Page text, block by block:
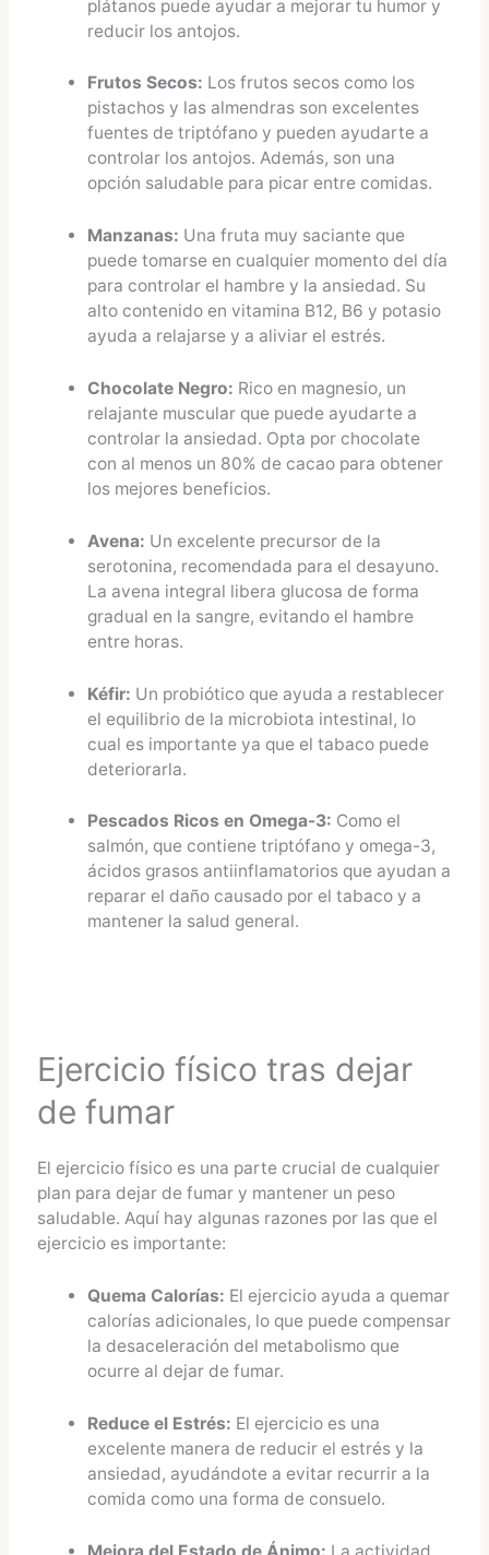
plátanos puede ayudar a mejorar tu humor y
reducir los antojos.
Frutos Secos: Los frutos secos como los
pistachos y las almendras son excelentes
fuentes de triptófano y pueden ayudarte a
controlar los antojos. Además, son una
opción saludable para picar entre comidas.
Manzanas: Una fruta muy saciante que
puede tomarse en cualquier momento del día
para controlar el hambre y la ansiedad. Su
alto contenido en vitamina B12, B6 y potasio
ayuda a relajarse y a aliviar el estrés.
Chocolate Negro: Rico en magnesio, un
relajante muscular que puede ayudarte a
controlar la ansiedad. Opta por chocolate
con al menos un 80% de cacao para obtener
los mejores beneficios.
Avena: Un excelente precursor de la
serotonina, recomendada para el desayuno.
La avena integral libera glucosa de forma
gradual en la sangre, evitando el hambre
entre horas.
Kéfir: Un probiótico que ayuda a restablecer
el equilibrio de la microbiota intestinal, lo
cual es importante ya que el tabaco puede
deteriorarla.
Pescados Ricos en Omega-3: Como el
salmón, que contiene triptófano y omega-3,
ácidos grasos antiinflamatorios que ayudan a
reparar el daño causado por el tabaco y a
mantener la salud general.
Ejercicio físico tras dejar
de fumar
El ejercicio físico es una parte crucial de cualquier
plan para dejar de fumar y mantener un peso
saludable. Aquí hay algunas razones por las que el
ejercicio es importante:
Quema Calorías: El ejercicio ayuda a quemar
calorías adicionales, lo que puede compensar
la desaceleración del metabolismo que
ocurre al dejar de fumar.
Reduce el Estrés: El ejercicio es una
excelente manera de reducir el estrés y la
ansiedad, ayudándote a evitar recurrir a la
comida como una forma de consuelo.
Mejora del Estado de Ánimo: La actividad